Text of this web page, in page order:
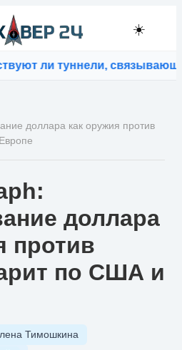
☀️
туннели, связывающие
доллара как оружия против
доллара
против
по США и
Тимошкина